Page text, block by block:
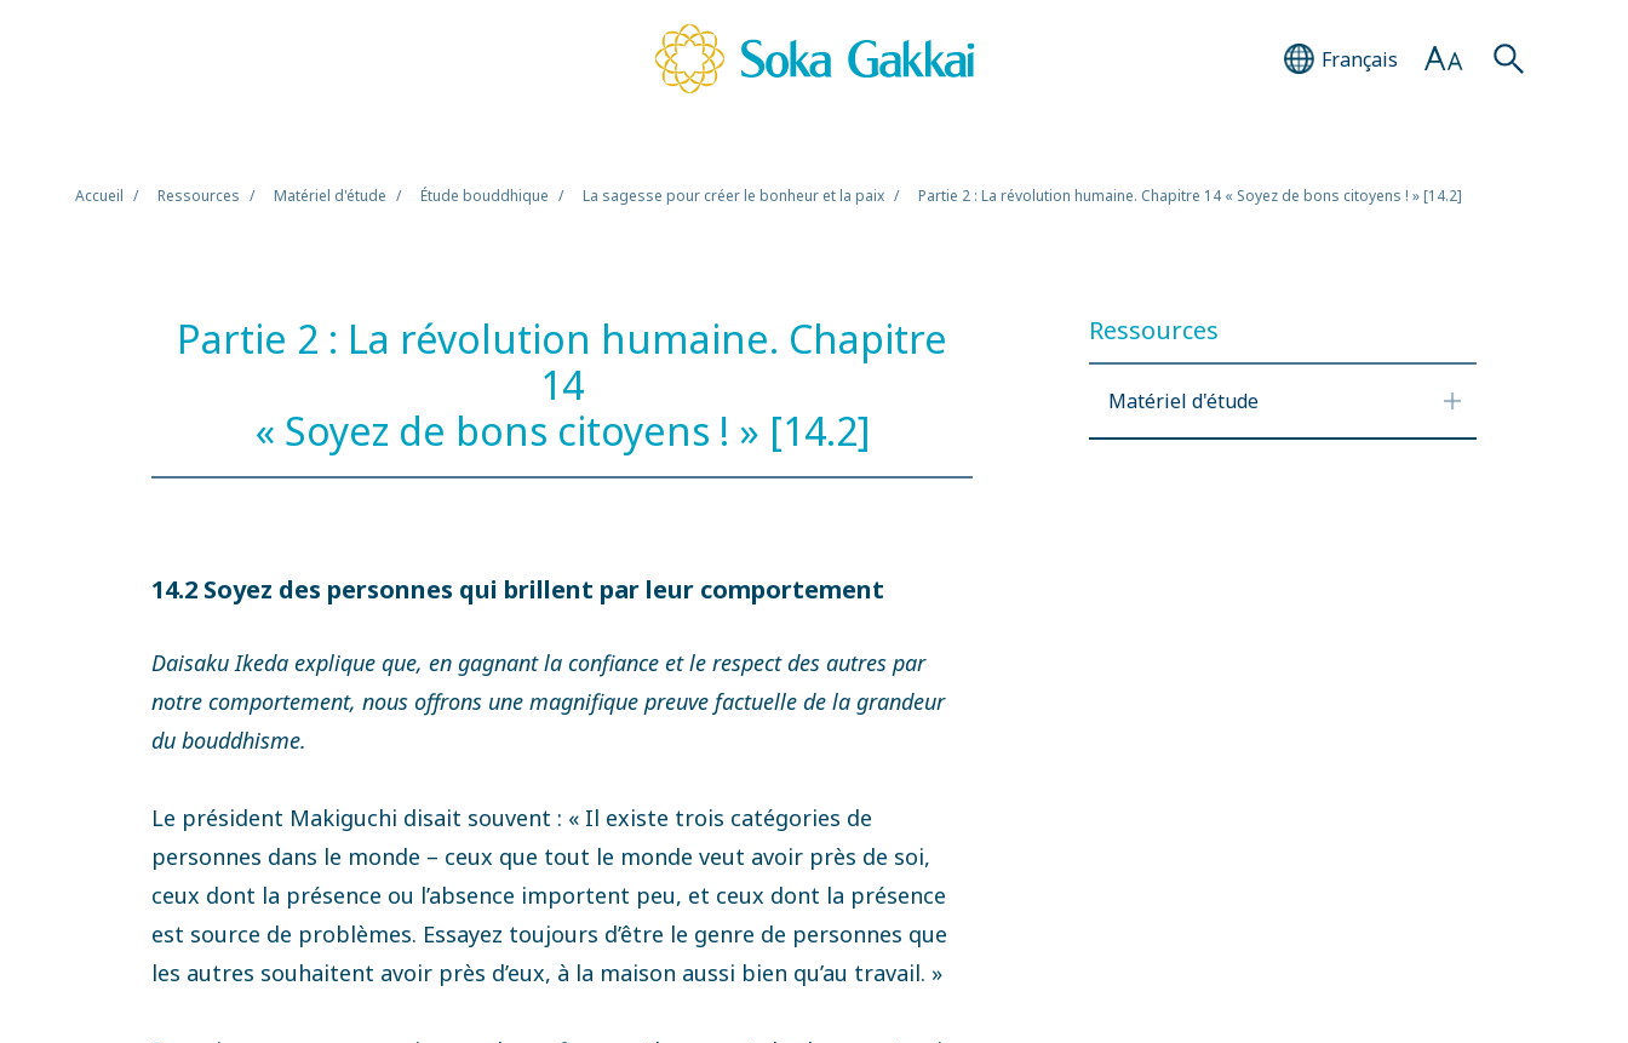
Français
Accueil Ressources Matériel d'étude Étude bouddhique La sagesse pour créer le bonheur et la paix Partie 2 : La révolution humaine. Chapitre 14 « Soyez de bons citoyens ! » [14.2]
Partie 2 : La révolution humaine. Chapitre
14
« Soyez de bons citoyens ! » [14.2]
14.2 Soyez des personnes qui brillent par leur comportement
Daisaku Ikeda explique que, en gagnant la confiance et le respect des autres par
notre comportement, nous offrons une magnifique preuve factuelle de la grandeur
du bouddhisme.
Le président Makiguchi disait souvent : « Il existe trois catégories de
personnes dans le monde – ceux que tout le monde veut avoir près de soi,
ceux dont la présence ou l’absence importent peu, et ceux dont la présence
est source de problèmes. Essayez toujours d’être le genre de personnes que
les autres souhaitent avoir près d’eux, à la maison aussi bien qu’au travail. »
Ressources
Matériel d'étude